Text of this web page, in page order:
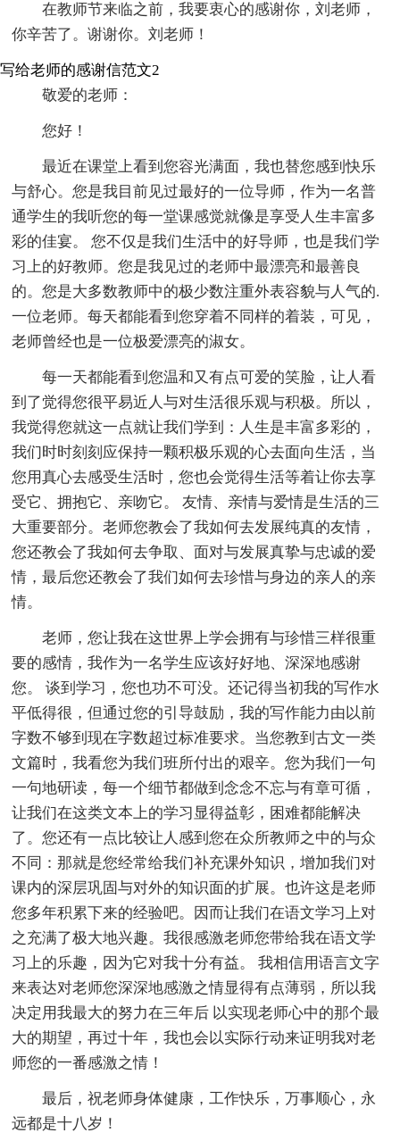
在教师节来临之前，我要衷心的感谢你，刘老师，
你辛苦了。谢谢你。刘老师！
写给老师的感谢信范文2
敬爱的老师：
您好！
最近在课堂上看到您容光满面，我也替您感到快乐
与舒心。您是我目前见过最好的一位导师，作为一名普
通学生的我听您的每一堂课感觉就像是享受人生丰富多
彩的佳宴。 您不仅是我们生活中的好导师，也是我们学
习上的好教师。您是我见过的老师中最漂亮和最善良
的。您是大多数教师中的极少数注重外表容貌与人气的.
一位老师。每天都能看到您穿着不同样的着装，可见，
老师曾经也是一位极爱漂亮的淑女。
每一天都能看到您温和又有点可爱的笑脸，让人看
到了觉得您很平易近人与对生活很乐观与积极。所以，
我觉得您就这一点就让我们学到：人生是丰富多彩的，
我们时时刻刻应保持一颗积极乐观的心去面向生活，当
您用真心去感受生活时，您也会觉得生活等着让你去享
受它、拥抱它、亲吻它。 友情、亲情与爱情是生活的三
大重要部分。老师您教会了我如何去发展纯真的友情，
您还教会了我如何去争取、面对与发展真挚与忠诚的爱
情，最后您还教会了我们如何去珍惜与身边的亲人的亲
情。
老师，您让我在这世界上学会拥有与珍惜三样很重
要的感情，我作为一名学生应该好好地、深深地感谢
您。 谈到学习，您也功不可没。还记得当初我的写作水
平低得很，但通过您的引导鼓励，我的写作能力由以前
字数不够到现在字数超过标准要求。当您教到古文一类
文篇时，我看您为我们班所付出的艰辛。您为我们一句
一句地研读，每一个细节都做到念念不忘与有章可循，
让我们在这类文本上的学习显得益彰，困难都能解决
了。您还有一点比较让人感到您在众所教师之中的与众
不同：那就是您经常给我们补充课外知识，增加我们对
课内的深层巩固与对外的知识面的扩展。也许这是老师
您多年积累下来的经验吧。因而让我们在语文学习上对
之充满了极大地兴趣。我很感激老师您带给我在语文学
习上的乐趣，因为它对我十分有益。 我相信用语言文字
来表达对老师您深深地感激之情显得有点薄弱，所以我
决定用我最大的努力在三年后 以实现老师心中的那个最
大的期望，再过十年，我也会以实际行动来证明我对老
师您的一番感激之情！
最后，祝老师身体健康，工作快乐，万事顺心，永
远都是十八岁！